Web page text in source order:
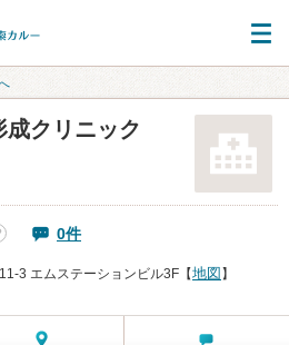
成クリニック
0件
3 エムステーションビル3F【地図 】